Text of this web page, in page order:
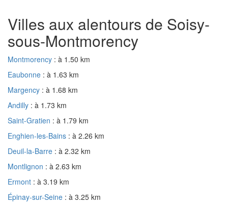
Villes aux alentours de Soisy-
sous-Montmorency
Montmorency : à 1.50 km
Eaubonne : à 1.63 km
Margency : à 1.68 km
Andilly : à 1.73 km
Saint-Gratien : à 1.79 km
Enghien-les-Bains : à 2.26 km
Deuil-la-Barre : à 2.32 km
Montlignon : à 2.63 km
Ermont : à 3.19 km
Épinay-sur-Seine : à 3.25 km